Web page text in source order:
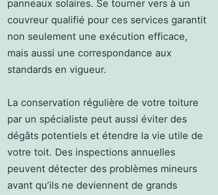
panneaux solaires. Se tourner vers à un
couvreur qualifié pour ces services garantit
non seulement une exécution efficace,
mais aussi une correspondance aux
standards en vigueur.
La conservation régulière de votre toiture
par un spécialiste peut aussi éviter des
dégâts potentiels et étendre la vie utile de
votre toit. Des inspections annuelles
peuvent détecter des problèmes mineurs
avant qu’ils ne deviennent de grands